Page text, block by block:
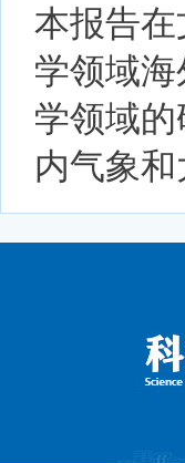
本报告
学领域
学领域
内气象